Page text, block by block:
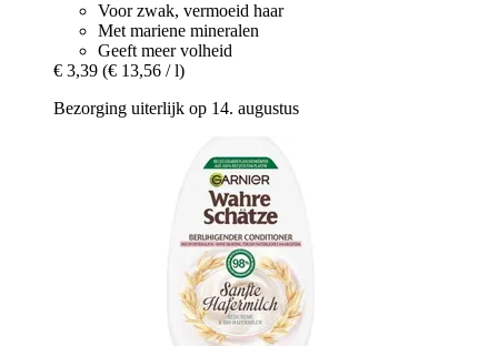
Voor zwak, vermoeid haar
Met mariene mineralen
Geeft meer volheid
€ 3,39 (€ 13,56 / l)
Bezorging uiterlijk op 14. augustus